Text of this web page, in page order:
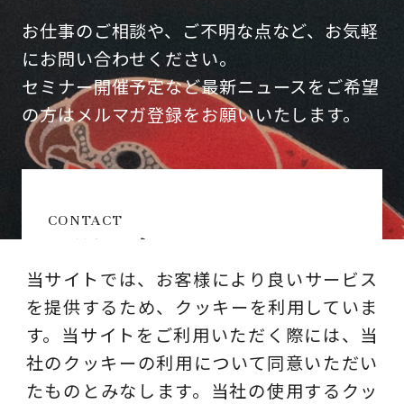
お仕事のご相談や、ご不明な点など、お気軽
にお問い合わせください。
セミナー開催予定など最新ニュースをご希望
の方はメルマガ登録をお願いいたします。
CONTACT
お問い合わせ
コンサルティング相談やDM停止・情報変
更等はこちらからお問い合わせください。
当サイトでは、お客様により良いサービス
を提供するため、クッキーを利用していま
す。当サイトをご利用いただく際には、当
社のクッキーの利用について同意いただい
たものとみなします。当社の使用するクッ